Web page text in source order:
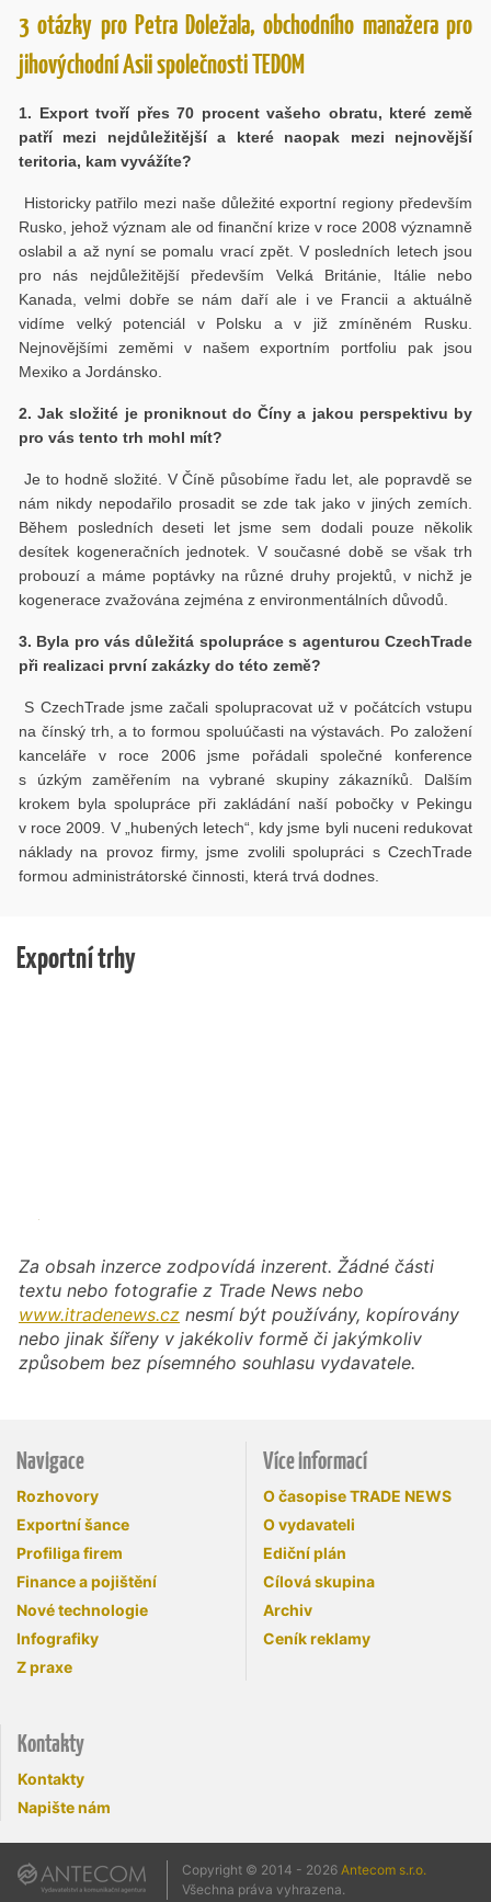
3 otázky pro Petra Doležala, obchodního manažera pro
jihovýchodní Asii společnosti TEDOM
1. Export tvoří přes 70 procent vašeho obratu, které země
patří mezi nejdůležitější a které naopak mezi nejnovější
teritoria, kam vyvážíte?
Historicky patřilo mezi naše důležité exportní regiony především
Rusko, jehož význam ale od finanční krize v roce 2008 významně
oslabil a až nyní se pomalu vrací zpět. V posledních letech jsou
pro nás nejdůležitější především Velká Británie, Itálie nebo
Kanada, velmi dobře se nám daří ale i ve Francii a aktuálně
vidíme velký potenciál v Polsku a v již zmíněném Rusku.
Nejnovějšími zeměmi v našem exportním portfoliu pak jsou
Mexiko a Jordánsko.
2. Jak složité je proniknout do Číny a jakou perspektivu by
pro vás tento trh mohl mít?
Je to hodně složité. V Číně působíme řadu let, ale popravdě se
nám nikdy nepodařilo prosadit se zde tak jako v jiných zemích.
Během posledních deseti let jsme sem dodali pouze několik
desítek kogeneračních jednotek. V současné době se však trh
probouzí a máme poptávky na různé druhy projektů, v nichž je
kogenerace zvažována zejména z environmentálních důvodů.
3. Byla pro vás důležitá spolupráce s agenturou CzechTrade
při realizaci první zakázky do této země?
S CzechTrade jsme začali spolupracovat už v počátcích vstupu
na čínský trh, a to formou spoluúčasti na výstavách. Po založení
kanceláře v roce 2006 jsme pořádali společné konference
s úzkým zaměřením na vybrané skupiny zákazníků. Dalším
krokem byla spolupráce při zakládání naší pobočky v Pekingu
v roce 2009. V „hubených letech“, kdy jsme byli nuceni redukovat
náklady na provoz firmy, jsme zvolili spolupráci s CzechTrade
formou administrátorské činnosti, která trvá dodnes.
Exportní trhy
Za obsah inzerce zodpovídá inzerent. Žádné části
textu nebo fotografie z Trade News nebo
www.itradenews.cz nesmí být používány, kopírovány
nebo jinak šířeny v jakékoliv formě či jakýmkoliv
způsobem bez písemného souhlasu vydavatele.
Navigace
Rozhovory
Exportní šance
Profiliga firem
Finance a pojištění
Nové technologie
Infografiky
Z praxe
Více informací
O časopise TRADE NEWS
O vydavateli
Ediční plán
Cílová skupina
Archiv
Ceník reklamy
Kontakty
Kontakty
Napište nám
Copyright © 2014 - 2026 Antecom s.r.o.
Všechna práva vyhrazena.